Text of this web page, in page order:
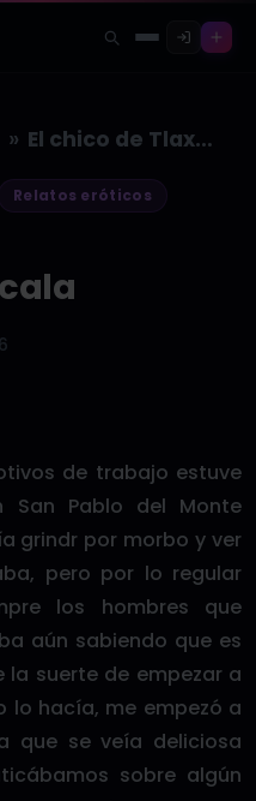
» El chico de Tlaxcala
Relatos eróticos
de trabajo estuve
San Pablo del Monte
grindr por morbo y ver
pero por lo regular
los hombres que
aún sabiendo que es
la suerte de empezar a
lo hacía, me empezó a
que se veía deliciosa
sobre algún